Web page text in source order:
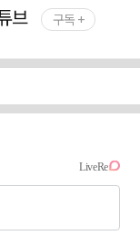
브 구독 +